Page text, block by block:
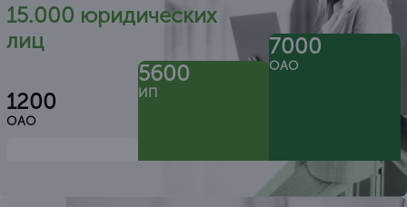
15.000 юридических
лиц
1200
ОАО
5600
ИП
7000
ОАО